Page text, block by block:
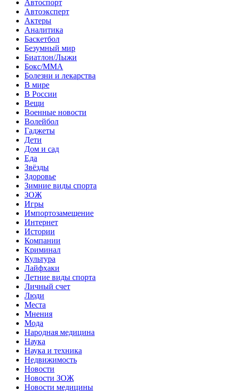
Автоспорт
Автоэксперт
Актеры
Аналитика
Баскетбол
Безумный мир
Биатлон/Лыжи
Бокс/MMA
Болезни и лекарства
В мире
В России
Вещи
Военные новости
Волейбол
Гаджеты
Дети
Дом и сад
Еда
Звёзды
Здоровье
Зимние виды спорта
ЗОЖ
Игры
Импортозамещение
Интернет
Истории
Компании
Криминал
Культура
Лайфхаки
Летние виды спорта
Личный счет
Люди
Места
Мнения
Мода
Народная медицина
Наука
Наука и техника
Недвижимость
Новости
Новости ЗОЖ
Новости медицины